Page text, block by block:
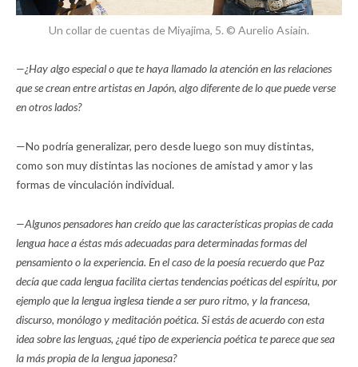
Un collar de cuentas de Miyajima, 5. © Aurelio Asiain.
—¿Hay algo especial o que te haya llamado la atención en las relaciones
que se crean entre artistas en Japón, algo diferente de lo que puede verse
en otros lados?
—No podría generalizar, pero desde luego son muy distintas,
como son muy distintas las nociones de amistad y amor y las
formas de vinculación individual.
—Algunos pensadores han creído que las características propias de cada
lengua hace a éstas más adecuadas para determinadas formas del
pensamiento o la experiencia. En el caso de la poesía recuerdo que Paz
decía que cada lengua facilita ciertas tendencias poéticas del espíritu, por
ejemplo que la lengua inglesa tiende a ser puro ritmo, y la francesa,
discurso, monólogo y meditación poética. Si estás de acuerdo con esta
idea sobre las lenguas, ¿qué tipo de experiencia poética te parece que sea
la más propia de la lengua japonesa?